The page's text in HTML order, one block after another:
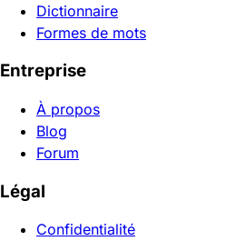
Dictionnaire
Formes de mots
Entreprise
À propos
Blog
Forum
Légal
Confidentialité